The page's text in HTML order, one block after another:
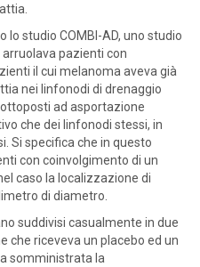
studio COMBI-AD, uno studio
pazienti con
il cui melanoma aveva già
nei linfonodi di drenaggio
ad asportazione
che dei linfonodi stessi, in
Si specifica che in questo
con coinvolgimento di un
caso la localizzazione di
di diametro.
suddivisi casualmente in due
che riceveva un placebo ed un
somministrata la